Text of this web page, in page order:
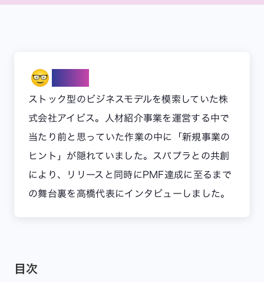
ストック型のビジネスモデルを模索していた株
式会社アイビス。人材紹介事業を運営する中で
当たり前と思っていた作業の中に「新規事業の
ヒント」が隠れていました。スパプラとの共創
により、リリースと同時にPMF達成に至るまで
の舞台裏を高橋代表にインタビューしました。
目次